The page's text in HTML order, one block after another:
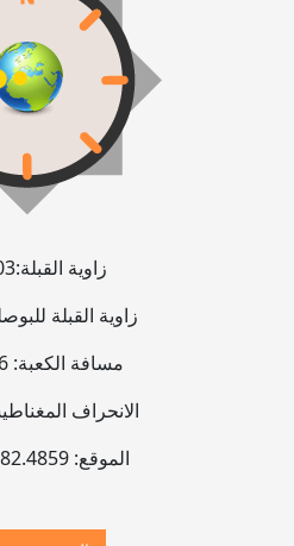
زاوية القبلة:
زاوية القبلة
مسافة الكعبة:
الانحراف
الموقع:82.4859